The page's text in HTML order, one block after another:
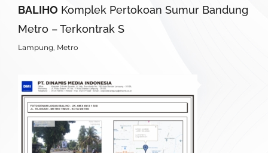
BALIHO Komplek Pertokoan Sumur Bandung
Metro – Terkontrak S
Lampung Metro